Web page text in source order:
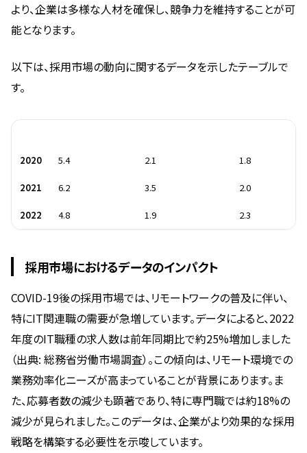
より、企業は多様な人材を確保し、競争力を維持することが可
能となります。
以下は、採用市場の動向に関するデータを示したテーブルで
す。
2020 5.4 2.1 1.8
2021 6.2 3.5 2.0
2022 4.8 1.9 2.3
採用市場におけるデータのインパクト
COVID-19後の採用市場では、リモートワークの普及に伴い、
特にIT関連職の需要が急増しています。データによると、2022
年度のIT職種の求人数は前年同期比で約25%増加しました
（出典: 総務省労働市場調査）。この傾向は、リモート環境での
業務効率化ニーズが高まっていることが背景にあります。ま
た、応募者数の減少も顕著であり、特に専門職では約18%の
減少が見られました。このデータは、企業がより効果的な採用
戦略を構築する必要性を示唆しています。